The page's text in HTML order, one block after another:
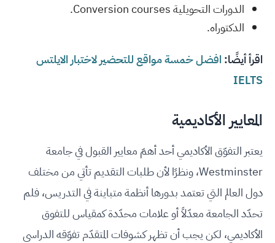
الدورات التحويلية Conversion courses.
الدكتوراه.
اقرأ أيضًا: افضل خمسة مواقع للتحضير لاختبار الايلتس
IELTS
المعايير الأكاديمية
يعتبر التفوّق الأكاديمي أحد أهمّ معايير القبول في جامعة
Westminster، ونظرًا لأن طلبات التقديم تأتي من مختلف
دول العالم التي تعتمد بدورها أنظمة متباينة في التدريس، فلم
تحدّد الجامعة معدّلاً أو علامات محدّدة كمقياس للتفوق
الأكاديمي، لكن يجب أن تظهر كشوفات المتقدّم تفوّقه الدراسي